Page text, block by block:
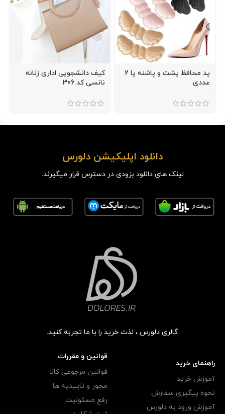
پد محافظ پشت و پاشنه پا 2
عددی
کیف دانشجویی اداری زنانه
نانسی کد 306
دانلود اپلیکیشن دلورس
لینک های دانلود بزودی در دسترس قرار میگیرند.
گالری دلورس ، لذت خرید را با ما تجربه کنید.
راهنمای خرید
آموزش خرید
نحوه پیگیری سفارش
آموزش ورود به دلورس
قوانین و مقررات
قوانین مرجوعی کالا
مجوز و تاییدیه ها
رفع مسئولیت